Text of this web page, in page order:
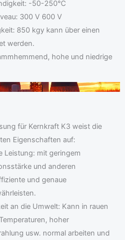
-50-250℃
300 V 600 V
850 kgy kann über einen
werden.
hohe und niedrige
für Kernkraft K3 weist die
Eigenschaften auf:
Leistung: mit geringem
und anderen
und genaue
an die Umwelt: Kann in rauen
hoher
usw. normal arbeiten und